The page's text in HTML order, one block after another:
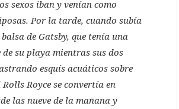
sexos iban y venían como
Por la tarde, cuando subía
de Gatsby, que tenía una
su playa mientras sus dos
esquís acuáticos sobre
Royce se convertía en
las nueve de la mañana y